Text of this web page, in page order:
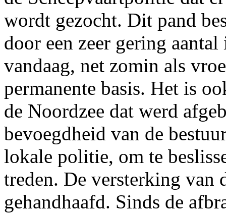
wordt gezocht. Dit pand
door een zeer gering
vandaag, net zomin als
permanente basis. Het is
de Noordzee dat werd
bevoegdheid van de
lokale politie, om te
treden. De versterking
gehandhaafd. Sinds de